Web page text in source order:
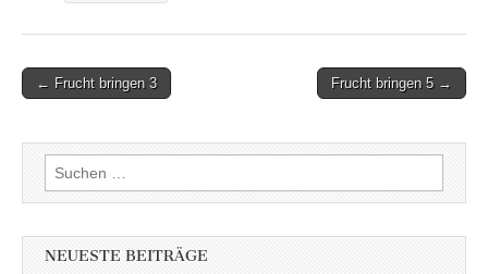
Post
← Frucht bringen 3 Frucht bringen 5 →
Suchen
nach:
NEUESTE BEITRÄGE